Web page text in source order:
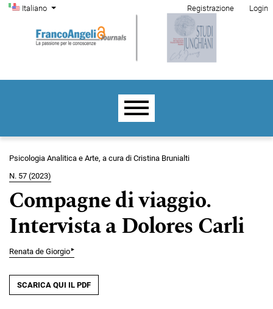
Salta al menu principale di navigazione
Salta al contenuto principale
Salta al piè di pagina del sito
Cambia la lingua. La lingua corrente è:
Italiano
Menu di amministrazione
Registrazione Login
Menu principale
Psicologia Analitica e Arte, a cura di Cristina Brunialti
N. 57 (2023)
Compagne di viaggio.
Intervista a Dolores Carli
Renata de Giorgio▸
SCARICA QUI IL PDF